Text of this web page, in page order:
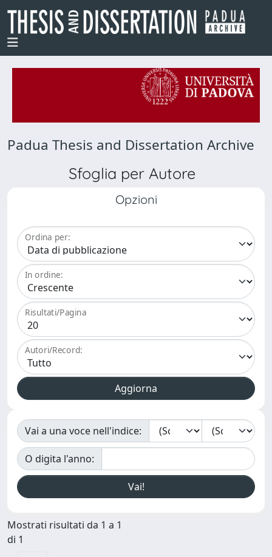
Padua Thesis and Dissertation Archive
Sfoglia per Autore
Opzioni
Ordina per:
In ordine:
Risultati/Pagina
Autori/Record:
Vai a una voce nell'indice:
O digita l'anno:
Mostrati risultati da 1 a 1
di 1